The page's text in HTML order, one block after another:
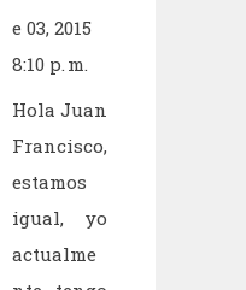
e 03, 2015
8:10 p. m.
Hola Juan
Francisco,
estamos
igual, yo
actualme